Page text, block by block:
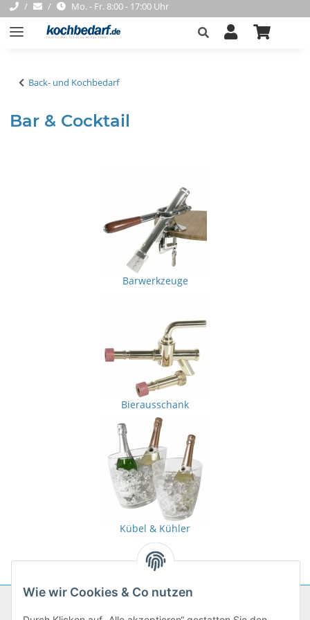
Mo. - Fr. 8:00 - 17:00 Uhr
Back- und Kochbedarf
Bar & Cocktail
Barwerkzeuge
Bierausschank
Kübel & Kühler
Wie wir Cookies & Co nutzen